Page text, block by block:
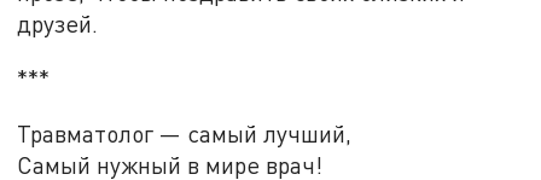
друзей.
***
Травматолог — самый лучший,
Самый нужный в мире врач!